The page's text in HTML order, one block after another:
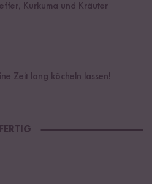
Kurkuma und Kräuter
Zeit lang köcheln lassen!
FERTIG